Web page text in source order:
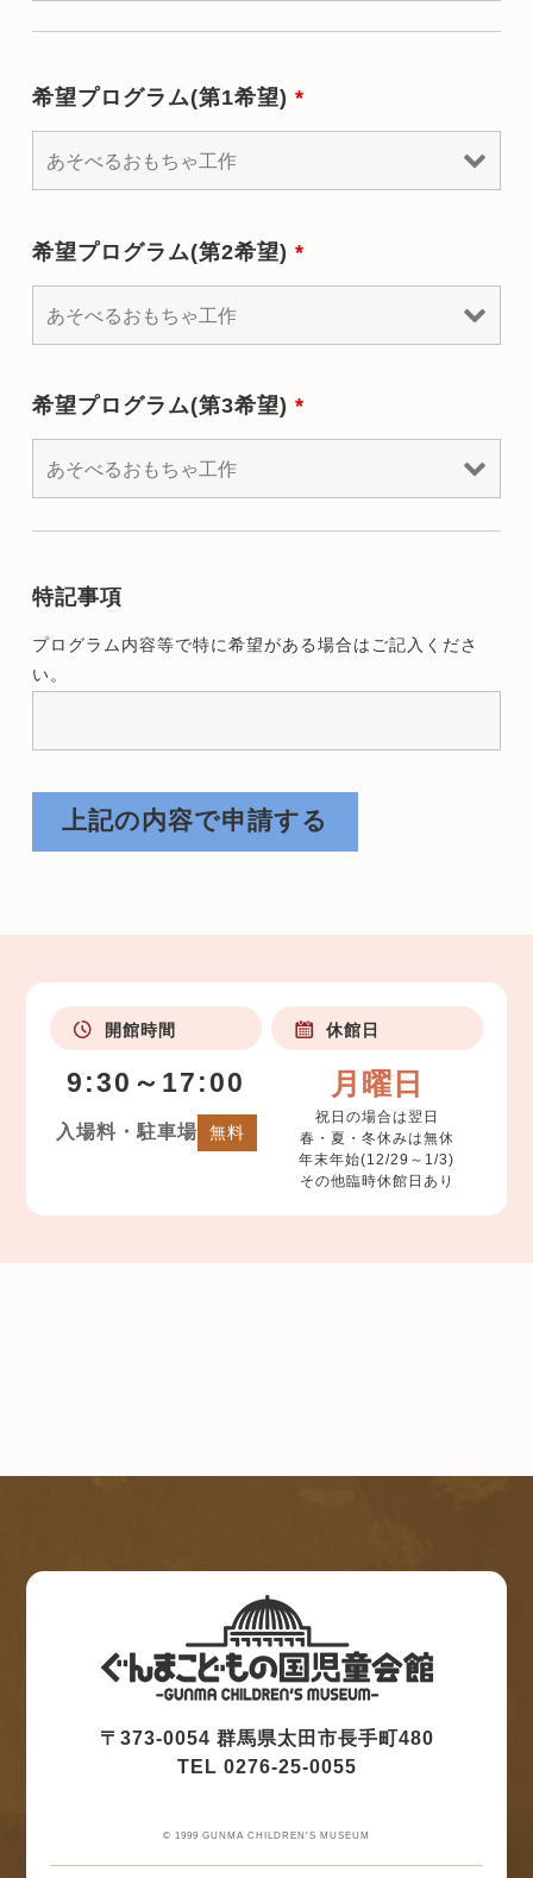
希望プログラム(第1希望)*
希望プログラム(第2希望)*
希望プログラム(第3希望)*
特記事項
プログラム内容等で特に希望がある場合はご記入くださ
い。
開館時間
9:30～17:00
入場料・駐車場 無料
休館日
月曜日
祝日の場合は翌日
春・夏・冬休みは無休
年末年始(12/29～1/3)
その他臨時休館日あり
〒373-0054 群馬県太田市長手町480
TEL 0276-25-0055
© 1999 GUNMA CHILDREN'S MUSEUM